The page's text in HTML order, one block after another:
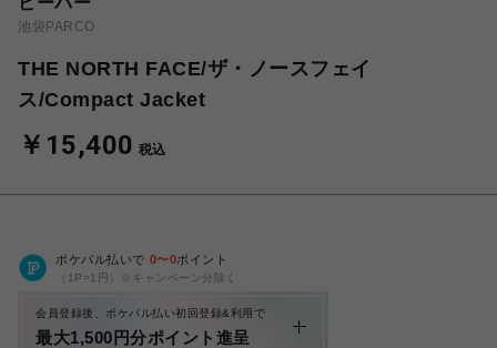
池袋PARCO
THE NORTH FACE/ザ・ノースフェイ
ス/Compact Jacket
￥15,400 税込
ポケパル払いで 0〜0ポイント
（1P=1円）※キャンペーン分除く
会員登録後、ポケパル払い初回登録&利用で
最大1,500円分ポイント進呈